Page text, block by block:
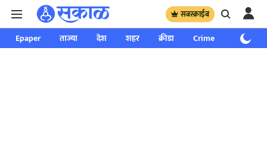
सबस्क्राईब
Epaper ताज्या देश शहर क्रीडा Crime साप्ताहिक